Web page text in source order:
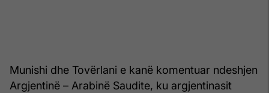
Munishi dhe Tovërlani e kanë komentuar ndeshjen
Argjentinë – Arabinë Saudite, ku argjentinasit